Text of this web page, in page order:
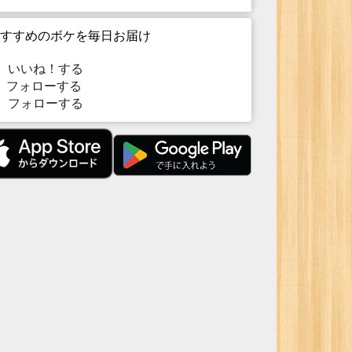
すめのボケを毎日お届け
いいね！する
ォローする
フォローする